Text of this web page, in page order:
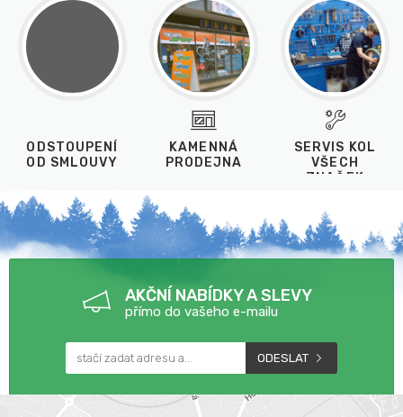
ODSTOUPENÍ
OD SMLOUVY
KAMENNÁ
PRODEJNA
SERVIS KOL
VŠECH
ZNAČEK
AKČNÍ NABÍDKY A SLEVY
přímo do vašeho e-mailu
ODESLAT